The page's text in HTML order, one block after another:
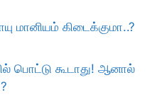
மானியம் கிடைக்குமா..?
பொட்டு கூடாது! ஆனால்